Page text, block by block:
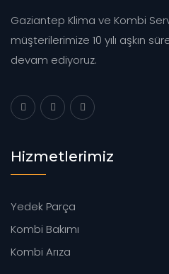
Gaziantep Klima ve Kombi
müşterilerimize 10 yılı aşkın
devam ediyoruz.
Hizmetlerimiz
Yedek Parça
Kombi Bakımı
Kombi Arıza